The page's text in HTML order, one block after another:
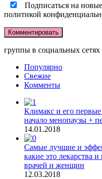
Подписаться на
политикой
группы в социальных сетях
Популярно
Свежие
Комменты
Климакс и его первые
начало менопаузы +
14.01.2018
Самые лучшие и
какие это лекарства
врачей и женщин
12.03.2018